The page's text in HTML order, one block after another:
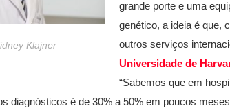
Klajner
grande porte e uma
genético, a ideia é que,
outros serviços
Universidade de
“Sabemos que em
diagnósticos é de 30% a 50% em poucos